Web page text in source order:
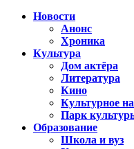
Новости
Анонс
Хроника
Культура
Дом актёра
Литература
Кино
Культурное
Парк
Образование
Школа и вуз